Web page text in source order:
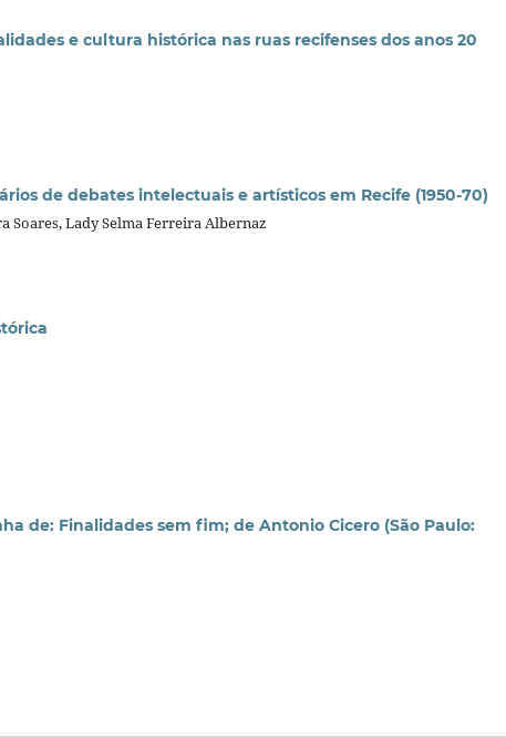
e cultura histórica nas ruas recifenses dos anos 20
de debates intelectuais e artísticos em Recife (1950-70)
Lady Selma Ferreira Albernaz
de: Finalidades sem fim; de Antonio Cicero (São Paulo: